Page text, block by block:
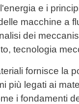
e i
macchine a
dei
tecnologia
fornisce la
più legati ai
i fondamenti